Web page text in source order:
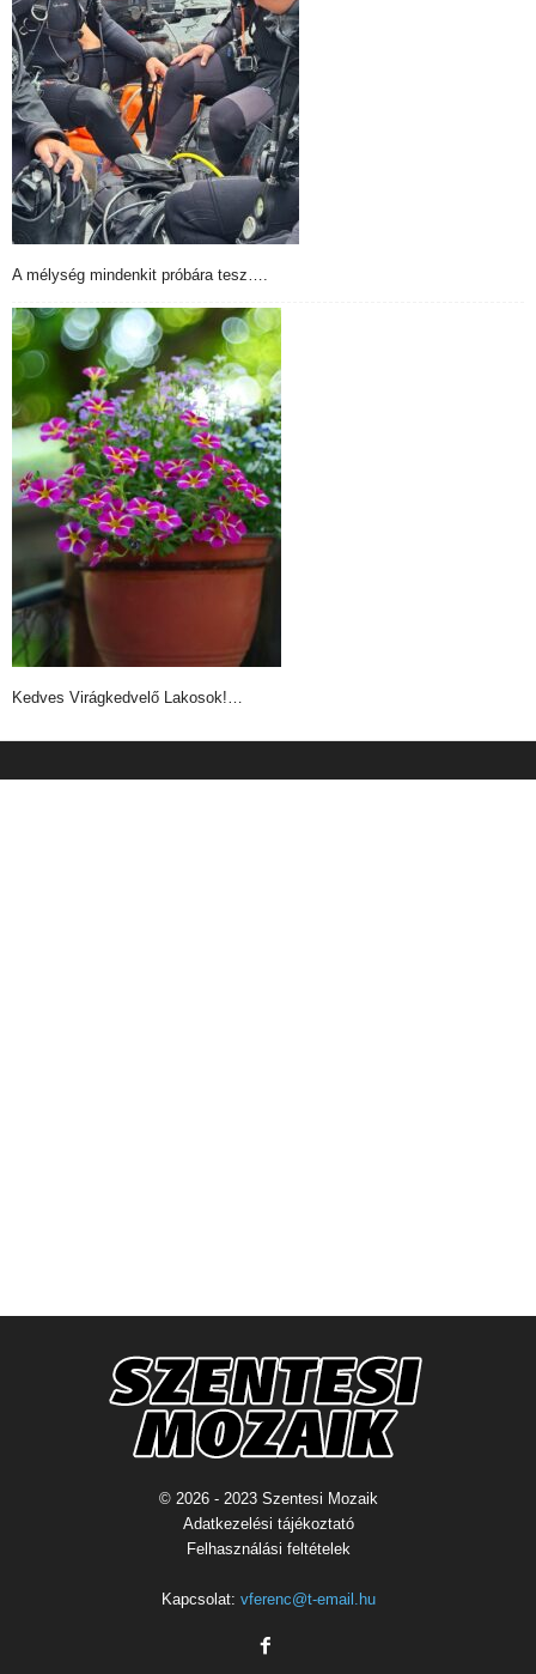
A mélység mindenkit próbára tesz….
Kedves Virágkedvelő Lakosok!…
© 2026 - 2023 Szentesi Mozaik
Adatkezelési tájékoztató
Felhasználási feltételek
Kapcsolat: vferenc@t-email.hu